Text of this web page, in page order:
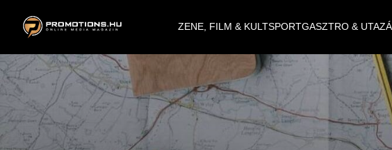
ZENE, FILM & KULTSPORTGASZTRO &